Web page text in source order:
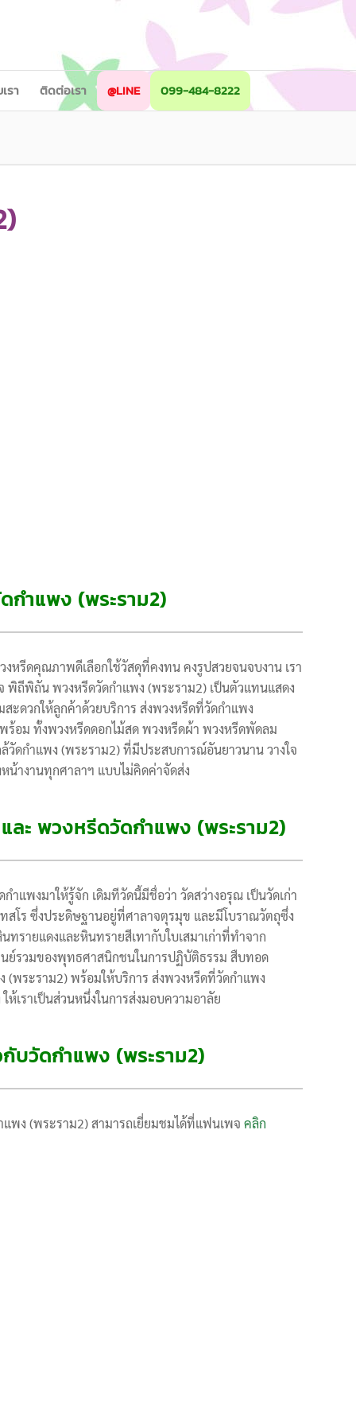
รา ติดต่อเรา @LINE 099-484-8222
กำแพง (พระราม2)
หรีดคุณภาพดีเลือกใช้วัสดุที่คงทน คงรูปสวยจนจบงาน เรา
พิถีพิถัน พวงหรีดวัดกำแพง (พระราม2) เป็นตัวแทนแสดง
ะดวกให้ลูกค้าด้วยบริการ ส่งพวงหรีดที่วัดกำแพง
ร้อม ทั้งพวงหรีดดอกไม้สด พวงหรีดผ้า พวงหรีดพัดลม
วัดกำแพง (พระราม2) ที่มีประสบการณ์อันยาวนาน วางใจ
น้างานทุกศาลาฯ แบบไม่คิดค่าจัดส่ง
ละ พวงหรีดวัดกำแพง (พระราม2)
แพงมาให้รู้จัก เดิมทีวัดนี้มีชื่อว่า วัดสว่างอรุณ เป็นวัดเก่า
โร ซึ่งประดิษฐานอยู่ที่ศาลาจตุรมุข และมีโบราณวัตถุซึ่ง
รายแดงและหินทรายสีเทากับใบเสมาเก่าที่ทำจาก
ย์รวมของพุทธศาสนิกชนในการปฏิบัติธรรม สืบทอด
พระราม2) พร้อมให้บริการ ส่งพวงหรีดที่วัดกำแพง
เราเป็นส่วนหนึ่งในการส่งมอบความอาลัย
บวัดกำแพง (พระราม2)
พง (พระราม2) สามารถเยี่ยมชมได้ที่แฟนเพจ คลิก